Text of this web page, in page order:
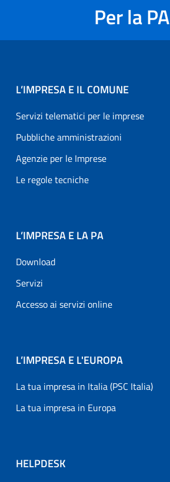
Per la PA
L’IMPRESA E IL COMUNE
Servizi telematici per le imprese
Pubbliche amministrazioni
Agenzie per le Imprese
Le regole tecniche
L’IMPRESA E LA PA
Download
Servizi
Accesso ai servizi online
L’IMPRESA E L'EUROPA
La tua impresa in Italia (PSC Italia)
La tua impresa in Europa
HELPDESK